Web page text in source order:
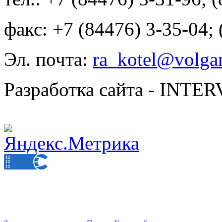
факс: +7 (84476) 3-35-04;
Эл. почта:
Разработка сайта -